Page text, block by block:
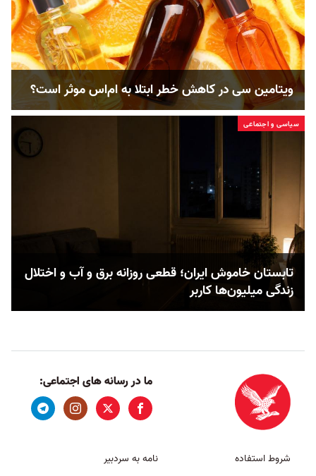
ویتامین سی در کاهش خطر ابتلا به ام‌اس موثر است؟
سیاسی و اجتماعی
تابستان خاموش ایران؛ قطعی روزانه برق و آب و اختلال
زندگی میلیون‌ها کاربر
ما در رسانه های اجتماعی:
شروط استفاده
نامه به سردبیر